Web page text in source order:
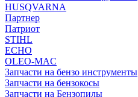
HUSQVARNA
Партнер
Патриот
STIHL
ECHO
OLEO-MAC
Запчасти на бензо инструменты
Запчасти на бензокосы
Запчасти на Бензопилы